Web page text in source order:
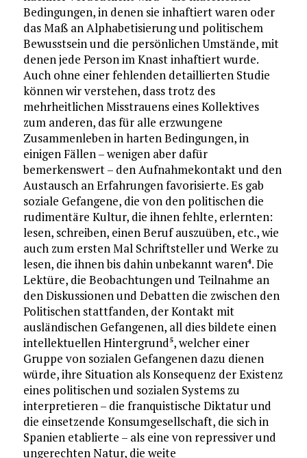
Bedingungen, in denen sie inhaftiert waren oder
das Maß an Alphabetisierung und politischem
Bewusstsein und die persönlichen Umstände, mit
denen jede Person im Knast inhaftiert wurde.
Auch ohne einer fehlenden detaillierten Studie
können wir verstehen, dass trotz des
mehrheitlichen Misstrauens eines Kollektives
zum anderen, das für alle erzwungene
Zusammenleben in harten Bedingungen, in
einigen Fällen – wenigen aber dafür
bemerkenswert – den Aufnahmekontakt und den
Austausch an Erfahrungen favorisierte. Es gab
soziale Gefangene, die von den politischen die
rudimentäre Kultur, die ihnen fehlte, erlernten:
lesen, schreiben, einen Beruf auszuüben, etc., wie
auch zum ersten Mal Schriftsteller und Werke zu
lesen, die ihnen bis dahin unbekannt waren4. Die
Lektüre, die Beobachtungen und Teilnahme an
den Diskussionen und Debatten die zwischen den
Politischen stattfanden, der Kontakt mit
ausländischen Gefangenen, all dies bildete einen
intellektuellen Hintergrund5, welcher einer
Gruppe von sozialen Gefangenen dazu dienen
würde, ihre Situation als Konsequenz der Existenz
eines politischen und sozialen Systems zu
interpretieren – die franquistische Diktatur und
die einsetzende Konsumgesellschaft, die sich in
Spanien etablierte – als eine von repressiver und
ungerechten Natur, die weite